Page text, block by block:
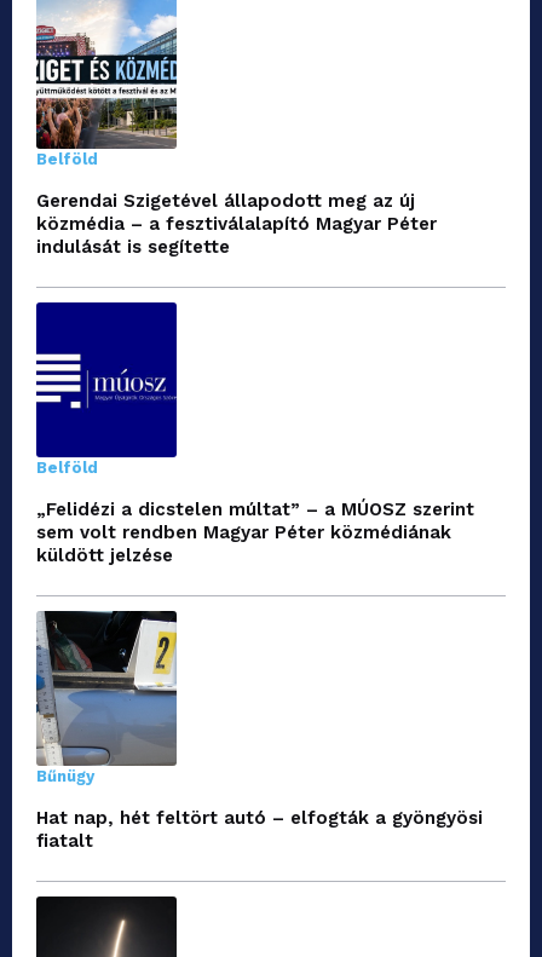
Belföld
Gerendai Szigetével állapodott meg az új
közmédia – a fesztiválalapító Magyar Péter
indulását is segítette
Belföld
„Felidézi a dicstelen múltat” – a MÚOSZ szerint
sem volt rendben Magyar Péter közmédiának
küldött jelzése
Bűnügy
Hat nap, hét feltört autó – elfogták a gyöngyösi
fiatalt